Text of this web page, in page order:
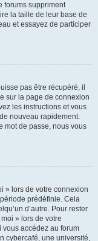
forums suppriment
la taille de leur base de
et essayez de participer
pas être récupéré, il
sur la page de connexion
les instructions et vous
nouveau rapidement.
mot de passe, nous vous
» lors de votre connexion
prédéfinie. Cela
d’autre. Pour rester
» lors de votre
vous accédez au forum
cybercafé, une université,